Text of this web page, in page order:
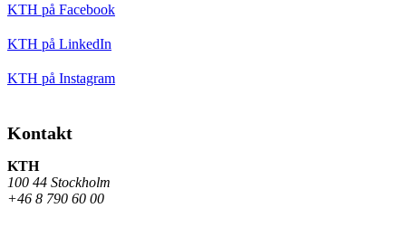
KTH på Facebook
KTH på LinkedIn
KTH på Instagram
Kontakt
KTH
100 44 Stockholm
+46 8 790 60 00